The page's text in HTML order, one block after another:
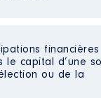
40 494 €
Net
27 949 € Net
financières
le capital d’une
ou de la